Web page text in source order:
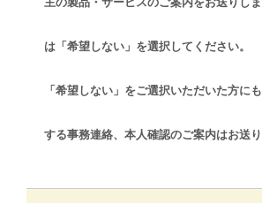
は「希望しない」を選択してください。
「希望しない」をご選択いただいた方に
する事務連絡、本人確認のご案内はお送り